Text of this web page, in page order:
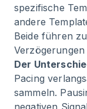
spezifische
andere
Beide führen
Der
Pacing
sammeln.
negativen